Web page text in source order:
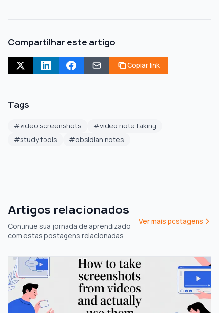
Compartilhar este artigo
Copiar link
Tags
#video screenshots #video note taking
#study tools #obsidian notes
Artigos relacionados
Continue sua jornada de aprendizado
com estas postagens relacionadas
Ver mais postagens